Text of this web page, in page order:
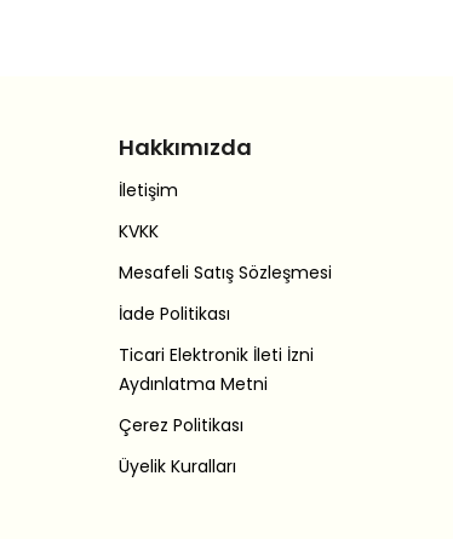
Hakkımızda
İletişim
KVKK
Mesafeli Satış Sözleşmesi
İade Politikası
Ticari Elektronik İleti İzni
Aydınlatma Metni
Çerez Politikası
Üyelik Kuralları